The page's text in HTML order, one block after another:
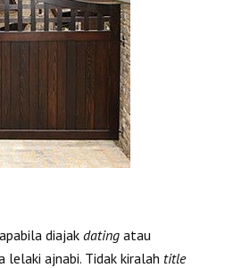
diajakdatingatau
lelaki ajnabi. Tidak kiralah title